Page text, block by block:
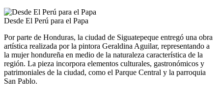
Desde El Perú para el Papa
Por parte de Honduras, la ciudad de Siguatepeque entregó una obra
artística realizada por la pintora Geraldina Aguilar, representando a
la mujer hondureña en medio de la naturaleza característica de la
región. La pieza incorpora elementos culturales, gastronómicos y
patrimoniales de la ciudad, como el Parque Central y la parroquia
San Pablo.